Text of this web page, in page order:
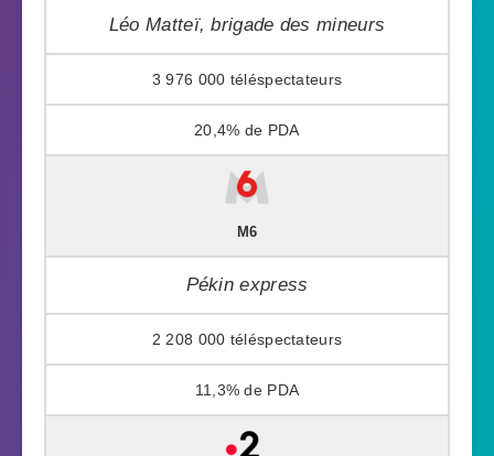
Léo Matteï, brigade des mineurs
3 976 000
20,4%
M6
Pékin express
2 208 000
11,3%